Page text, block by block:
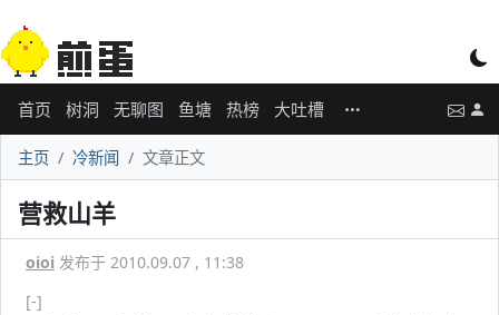
首页 树洞 无聊图 鱼塘 热榜 大吐槽
主页 冷新闻 文章正文
营救山羊
oioi 发布于 2010.09.07 , 11:38
[-]